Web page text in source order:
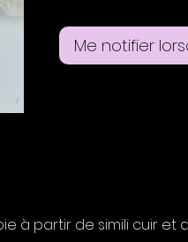
Taille boucle:
Me notifier
à partir de simili cuir et